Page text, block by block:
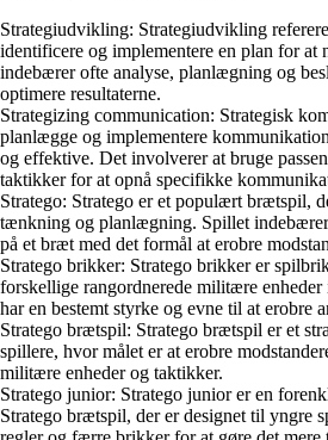
Strategiudvikling: Strategiudvikling
identificere og implementere en plan for at
indebærer ofte analyse, planlægning og
optimere resultaterne.
Strategizing communication: Strategisk
planlægge og implementere
og effektive. Det involverer at bruge
taktikker for at opnå specifikke
Stratego: Stratego er et populært brætspil,
tænkning og planlægning. Spillet
på et bræt med det formål at erobre
Stratego brikker: Stratego brikker er
forskellige rangordnerede militære
har en bestemt styrke og evne til at erobre
Stratego brætspil: Stratego brætspil er et
spillere, hvor målet er at erobre
militære enheder og taktikker.
Stratego junior: Stratego junior er en
Stratego brætspil, der er designet til yngre